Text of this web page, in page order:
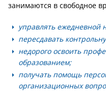
занимаются в свободное
управлять ежедневной
пересдавать
недорого освоить
образованием;
получать помощь
организационных